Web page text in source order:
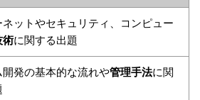
ネットやセキュリティ、コンピュー
術に関する出題
開発の基本的な流れや管理手法に関